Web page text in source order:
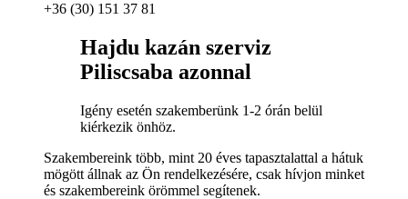
+36 (30) 151 37 81
Hajdu kazán szerviz
Piliscsaba azonnal
Igény esetén szakemberünk 1-2 órán belül
kiérkezik önhöz.
Szakembereink több, mint 20 éves tapasztalattal a hátuk
mögött állnak az Ön rendelkezésére, csak hívjon minket
és szakembereink örömmel segítenek.